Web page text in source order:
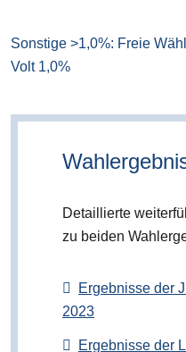
Sonstige >1,0%: Freie
Volt 1,0%
Detaillierte
zu beiden
Ergebnisse der
2023
Ergebnisse der